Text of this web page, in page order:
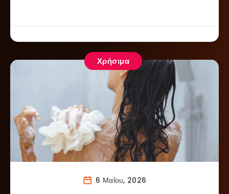
Χρήσιμα
6 Μαΐου, 2026